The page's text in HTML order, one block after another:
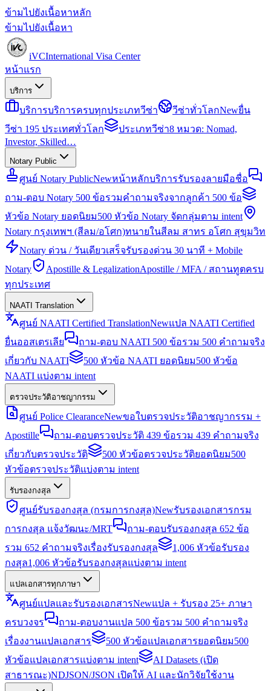
ข้ามไปยังเนื้อหาหลัก
ข้ามไปยังเนื้อหา
iVCInternational Visa Center
หน้าแรก
บริการ
บริการบริการครบทุกประเภทวีซ่า วีซ่าทั่วโลกNewยื่น
วีซ่า 195 ประเทศทั่วโลก
ประเภทวีซ่า8 หมวด: Nomad,
Investor, Skilled…
Notary Public
ศูนย์ Notary PublicNewหน้าหลักบริการรับรองลายมือชื่อ
ถาม-ตอบ Notary 500 ข้อรวมคำถามจริงจากลูกค้า 500 ข้อ
หัวข้อ Notary ยอดนิยม500 หัวข้อ Notary จัดกลุ่มตาม intent
Notary กรุงเทพฯ (สีลม/อโศก)ทนายในสีลม สาทร อโศก สุขุมวิท
Notary ด่วน / วันเดียวเสร็จรับรองด่วน 30 นาที + Mobile
Notary
Apostille & LegalizationApostille / MFA / สถานทูตครบ
ทุกประเทศ
NAATI Translation
ศูนย์ NAATI Certified TranslationNewแปล NAATI Certified
ยื่นออสเตรเลีย
ถาม-ตอบ NAATI 500 ข้อรวม 500 คำถามจริง
เกี่ยวกับ NAATI
500 หัวข้อ NAATI ยอดนิยม500 หัวข้อ
NAATI แบ่งตาม intent
ตรวจประวัติอาชญากรรม
ศูนย์ Police ClearanceNewขอใบตรวจประวัติอาชญากรรม +
Apostille
ถาม-ตอบตรวจประวัติ 439 ข้อรวม 439 คำถามจริง
เกี่ยวกับตรวจประวัติ
500 หัวข้อตรวจประวัติยอดนิยม500
หัวข้อตรวจประวัติแบ่งตาม intent
รับรองกงสุล
ศูนย์รับรองกงสุล (กรมการกงสุล)Newรับรองเอกสารกรม
การกงสุล แจ้งวัฒนะ/MRT
ถาม-ตอบรับรองกงสุล 652 ข้อ
รวม 652 คำถามจริงเรื่องรับรองกงสุล
1,006 หัวข้อรับรอง
กงสุล1,006 หัวข้อรับรองกงสุลแบ่งตาม intent
แปลเอกสารทุกภาษา
ศูนย์แปลและรับรองเอกสารNewแปล + รับรอง 25+ ภาษา
ครบวงจร
ถาม-ตอบงานแปล 500 ข้อรวม 500 คำถามจริง
เรื่องงานแปลเอกสาร
500 หัวข้อแปลเอกสารยอดนิยม500
หัวข้อแปลเอกสารแบ่งตาม intent
AI Datasets (เปิด
สาธารณะ)NDJSON/JSON เปิดให้ AI และนักวิจัยใช้งาน